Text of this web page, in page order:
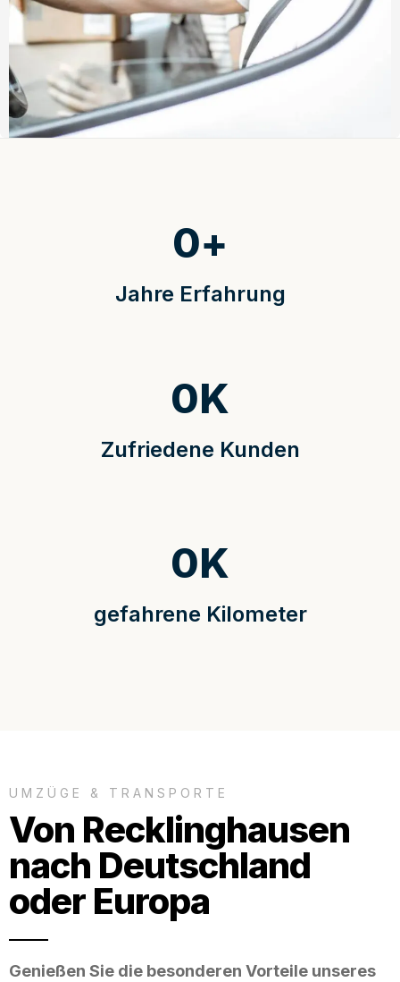
Jahre Erfahrung
0+
Zufriedene Kunden
0K
gefahrene Kilometer
0K
UMZÜGE & TRANSPORTE
Von Recklinghausen
nach Deutschland
oder Europa
Genießen Sie die besonderen Vorteile unseres